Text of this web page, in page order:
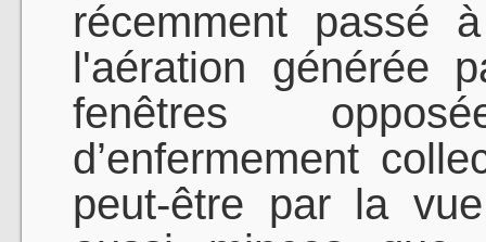
récemment passé
l'aération générée
fenêtres
d’enfermement
peut-être par la